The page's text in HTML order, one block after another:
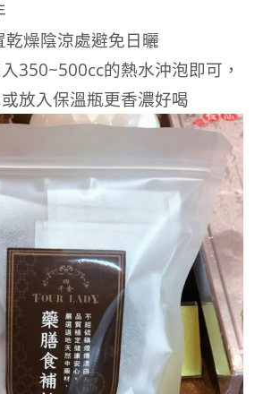
乾燥陰涼處避免日曬
350~500cc的熱水沖泡即可，
放入保溫瓶更香濃好喝